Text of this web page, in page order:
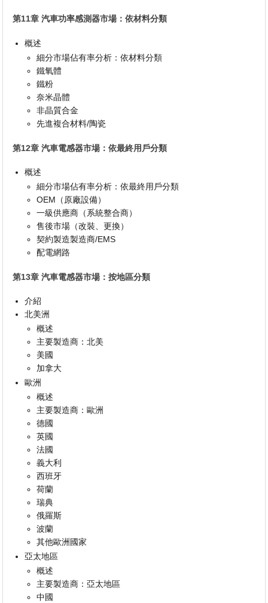
第11章 汽車功率感測器市場：依材料分類
概述
細分市場佔有率分析：依材料分類
鐵氧體
鐵粉
奈米晶體
非晶質合金
先進複合材料/陶瓷
第12章 汽車電感器市場：依最終用戶分類
概述
細分市場佔有率分析：依最終用戶分類
OEM（原廠設備）
一級供應商（系統整合商）
售後市場（改裝、更換）
契約製造製造商/EMS
配電網路
第13章 汽車電感器市場：按地區分類
介紹
北美洲
概述
主要製造商：北美
美國
加拿大
歐洲
概述
主要製造商：歐洲
德國
英國
法國
義大利
西班牙
荷蘭
瑞典
俄羅斯
波蘭
其他歐洲國家
亞太地區
概述
主要製造商：亞太地區
中國